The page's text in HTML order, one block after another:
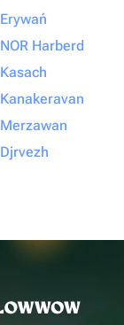
Erywań
NOR Harberd
Kasach
Kanakeravan
Merzawan
Djrvezh